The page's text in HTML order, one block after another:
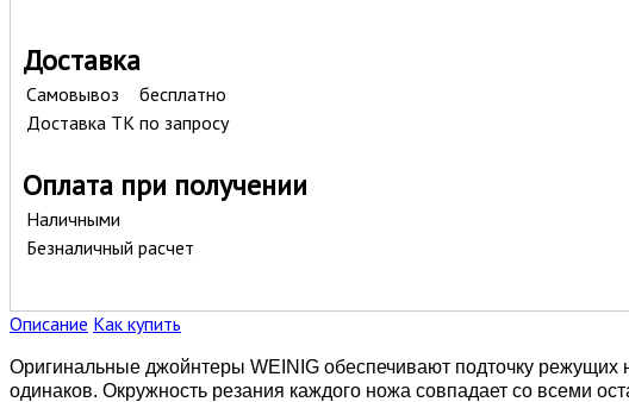
Доставка
Самовывоз
бесплатно
Доставка ТК по запросу
Оплата при получении
Наличными
Безналичный расчет
Описание Как купить
Оригинальные джойнтеры WEINIG обеспечивают подточку режущих
одинаков. Окружность резания каждого ножа совпадает со всеми